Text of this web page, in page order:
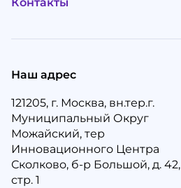
Наш адрес
121205, г. Москва, вн.тер.г.
Муниципальный Округ
Можайский, тер
Инновационного Центра
Сколково, б-р Большой, д. 42,
стр. 1